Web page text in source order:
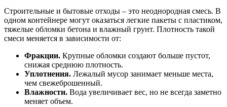
Строительные и бытовые отходы – это неоднородная смесь. В
одном контейнере могут оказаться легкие пакеты с пластиком,
тяжелые обломки бетона и влажный грунт. Плотность такой
смеси меняется в зависимости от:
Фракции. Крупные обломки создают больше пустот,
снижая среднюю плотность.
Уплотнения. Лежалый мусор занимает меньше места,
чем свежеброшенный.
Влажности. Вода увеличивает вес, но не всегда заметно
меняет объем.